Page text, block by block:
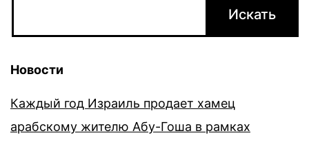
Новости
Каждый год Израиль продает хамец
арабскому жителю Абу-Гоша в рамках